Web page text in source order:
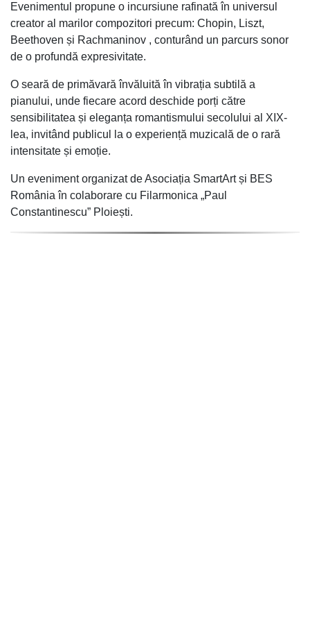
Evenimentul propune o incursiune rafinată în universul
creator al marilor compozitori precum: Chopin, Liszt,
Beethoven și Rachmaninov , conturând un parcurs sonor
de o profundă expresivitate.
O seară de primăvară învăluită în vibrația subtilă a
pianului, unde fiecare acord deschide porți către
sensibilitatea și eleganța romantismului secolului al XIX-
lea, invitând publicul la o experiență muzicală de o rară
intensitate și emoție.
Un eveniment organizat de Asociația SmartArt și BES
România în colaborare cu Filarmonica „Paul
Constantinescu” Ploiești.